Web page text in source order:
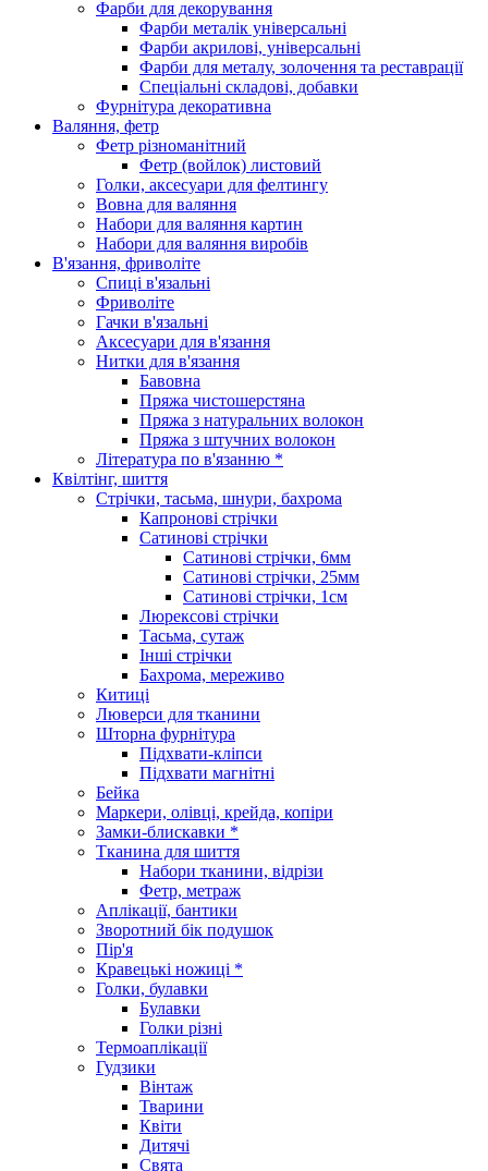
Фарби для декорування
Фарби металік універсальні
Фарби акрилові, універсальні
Фарби для металу, золочення та реставрації
Спеціальні складові, добавки
Фурнітура декоративна
Валяння, фетр
Фетр різноманітний
Фетр (войлок) листовий
Голки, аксесуари для фелтингу
Вовна для валяння
Набори для валяння картин
Набори для валяння виробів
В'язання, фриволіте
Спиці в'язальні
Фриволіте
Гачки в'язальні
Аксесуари для в'язання
Нитки для в'язання
Бавовна
Пряжа чистошерстяна
Пряжа з натуральних волокон
Пряжа з штучних волокон
Література по в'язанню *
Квілтінг, шиття
Стрічки, тасьма, шнури, бахрома
Капронові стрічки
Сатинові стрічки
Сатинові стрічки, 6мм
Сатинові стрічки, 25мм
Сатинові стрічки, 1см
Люрексові стрічки
Тасьма, сутаж
Інші стрічки
Бахрома, мереживо
Китиці
Люверси для тканини
Шторна фурнітура
Підхвати-кліпси
Підхвати магнітні
Бейка
Маркери, олівці, крейда, копіри
Замки-блискавки *
Тканина для шиття
Набори тканини, відрізи
Фетр, метраж
Аплікації, бантики
Зворотний бік подушок
Пір'я
Кравецькі ножиці *
Голки, булавки
Булавки
Голки різні
Термоаплікації
Гудзики
Вінтаж
Тварини
Квіти
Дитячі
Свята